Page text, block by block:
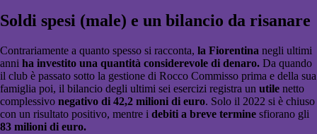
Soldi spesi (male) e un bilancio da risanare
Contrariamente a quanto spesso si racconta, la Fiorentina negli ultimi
anni ha investito una quantità considerevole di denaro. Da quando
il club è passato sotto la gestione di Rocco Commisso prima e della sua
famiglia poi, il bilancio degli ultimi sei esercizi registra un utile netto
complessivo negativo di 42,2 milioni di euro. Solo il 2022 si è chiuso
con un risultato positivo, mentre i debiti a breve termine sfiorano gli
83 milioni di euro.